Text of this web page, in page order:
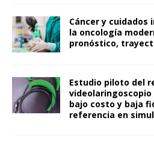
Cáncer y cuidados
la oncología
pronóstico,
Estudio piloto del
bajo costo y baja
referencia en